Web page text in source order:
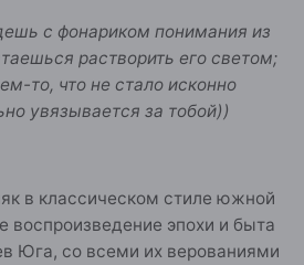
с фонариком понимания из
растворить его светом;
то, что не стало исконно
увязывается за тобой))
в классическом стиле южной
воспроизведение эпохи и быта
Юга, со всеми их верованиями